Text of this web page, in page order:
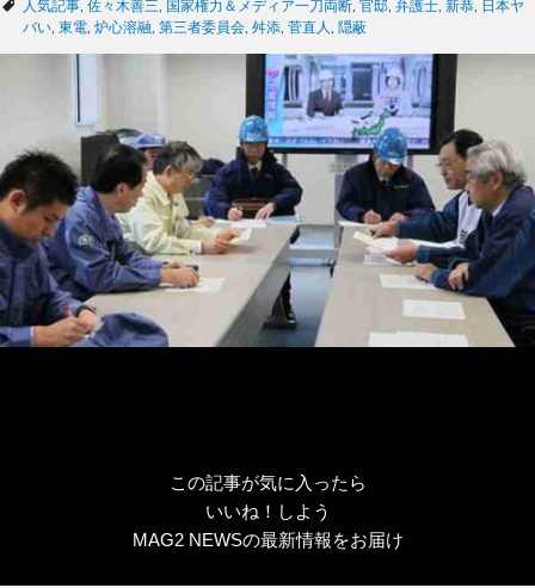
ゴ
タ
グ
人気記事 佐々木善三 国家権力＆メディア一刀両断 官邸 弁護士 新恭
日本ヤ
バい 東電 炉心溶融 第三者委員会 舛添 菅直人 隠蔽
この記事が気に入ったら
いいね！しよう
MAG2 NEWSの最新情報をお届け